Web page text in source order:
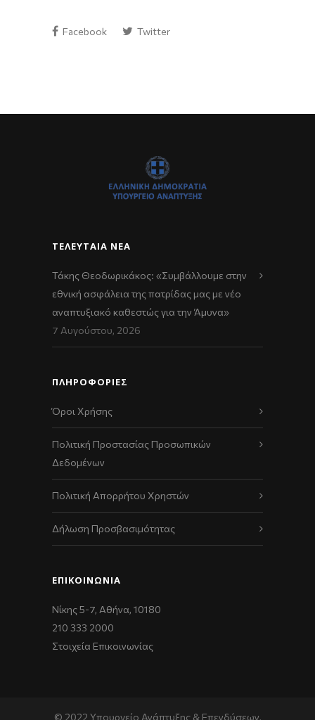
Facebook Twitter
ΤΕΛΕΥΤΑΊΑ ΝΈΑ
Τάκης Θεοδωρικάκος: «Συμβάλλουμε στην
εθνική ασφάλεια της πατρίδας μας με νέο
αναπτυξιακό καθεστώς για την Άμυνα»
7 Αυγούστου, 2026
ΠΛΗΡΟΦΟΡΙΕΣ
Όροι Χρήσης
Πολιτική Προστασίας Προσωπικών
Δεδομένων
Πολιτική Απορρήτου Χρηστών
Δήλωση Προσβασιμότητας
ΕΠΙΚΟΙΝΩΝΊΑ
Νίκης 5-7, Αθήνα, 10180
210 333 2000
Στοιχεία Επικοινωνίας
© 2022 Υπουργείο Ανάπτυξης & Επενδύσεων,